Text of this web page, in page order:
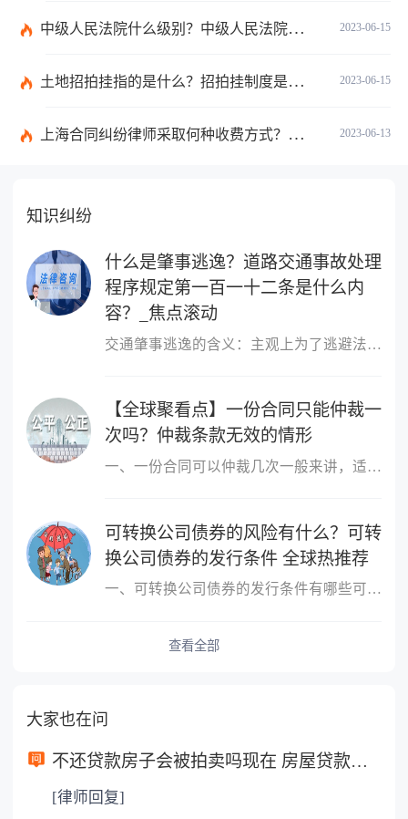
2023-06-15
中级人民法院什么级别？中级人民法院管辖范围_焦点速讯
2023-06-15
土地招拍挂指的是什么？招拍挂制度是什么？
2023-06-13
上海合同纠纷律师采取何种收费方式？经济纠纷律师采取何种收费方式？
知识纠纷
什么是肇事逃逸？道路交通事故处理
程序规定第一百一十二条是什么内
容？_焦点滚动
交通肇事逃逸的含义：主观上为了逃避法律责任或救助义务，驾驶肇事
【全球聚看点】一份合同只能仲裁一
次吗？仲裁条款无效的情形
一、一份合同可以仲裁几次一般来讲，适用仲裁协议的为一裁终局，即
可转换公司债券的风险有什么？可转
换公司债券的发行条件 全球热推荐
一、可转换公司债券的发行条件有哪些可转换公司债券的发行条件有：1
查看全部
大家也在问
不还贷款房子会被拍卖吗现在 房屋贷款还不起的诉讼时效是多长时间？
[律师回复]